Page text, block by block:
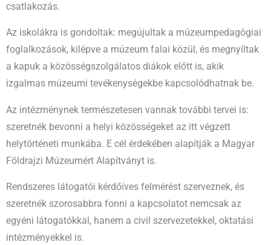
csatlakozás.
Az iskolákra is gondoltak: megújultak a múzeumpedagógiai
foglalkozások, kilépve a múzeum falai közül, és megnyíltak
a kapuk a közösségszolgálatos diákok előtt is, akik
izgalmas múzeumi tevékenységekbe kapcsolódhatnak be.
Az intézménynek természetesen vannak további tervei is:
szeretnék bevonni a helyi közösségeket az itt végzett
helytörténeti munkába. E cél érdekében alapítják a Magyar
Földrajzi Múzeumért Alapítványt is.
Rendszeres látogatói kérdőíves felmérést szerveznek, és
szeretnék szorosabbra fonni a kapcsolatot nemcsak az
egyéni látogatókkal, hanem a civil szervezetekkel, oktatási
intézményekkel is.